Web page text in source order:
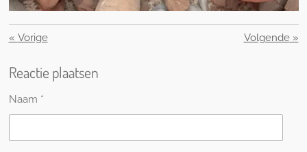
« Vorige Volgende»
Reactie plaatsen
Naam *